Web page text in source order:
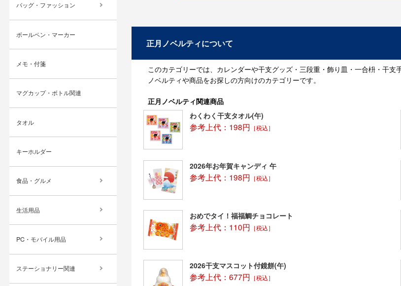
正月ノベルティについて
このカテゴリーでは、カレンダーや干支グッズ・三段重・飾り皿・一合枡・干
ノベルティや商品をお探しの方向けのカテゴリーです。
正月ノベルティ関連商品
わくわく干支タオル(午)
参考上代：198円 ［税込］
2026年お年賀キャンディ 午
参考上代：198円 ［税込］
おめでタイ！福福鯛チョコレート
参考上代：110円 ［税込］
2026干支マスコット付鏡餅(午)
参考上代：677円 ［税込］
バッグ・ファッション
ボールペン・マーカー
メモ・付箋
マグカップ・ボトル関連
タオル
キーホルダー
食品・グルメ
生活用品
PC・モバイル用品
ステーショナリー関連